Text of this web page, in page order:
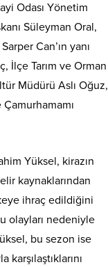
Odası Yönetim
Süleyman Oral,
Can’ın yanı
İlçe Tarım ve Orman
Müdürü Aslı Oğuz,
Yüksel, kirazın
kaynaklarından
ihraç edildiğini
olayları nedeniyle
bu sezon ise